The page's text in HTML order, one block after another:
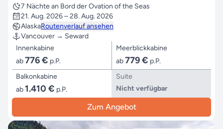
7 Nächte an Bord der Ovation of the Seas
21. Aug. 2026 – 28. Aug. 2026
AlaskaRoutenverlauf ansehen
Vancouver → Seward
Innenkabine
ab776 € p.P.
Meerblickkabine
ab779 € p.P.
Balkonkabine
ab1.410 € p.P.
Suite
Nicht verfügbar
Zum Angebot